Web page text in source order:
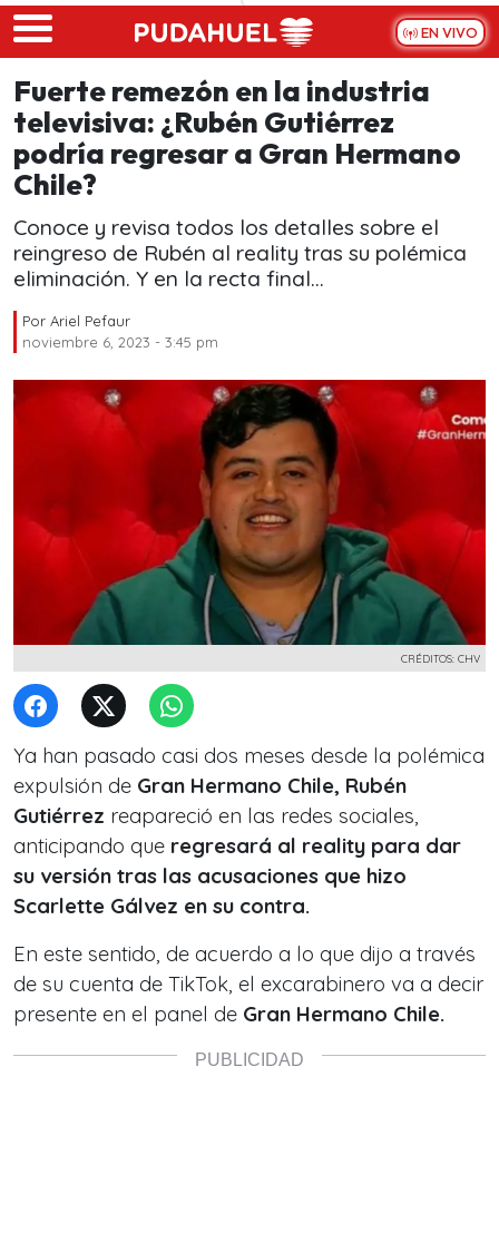
Skip to main content
EN VIVO
Fuerte remezón en la industria
televisiva: ¿Rubén Gutiérrez
podría regresar a Gran Hermano
Chile?
Conoce y revisa todos los detalles sobre el
reingreso de Rubén al reality tras su polémica
eliminación. Y en la recta final...
Por Ariel Pefaur
noviembre 6, 2023 - 3:45 pm
CRÉDITOS: CHV
Ya han pasado casi dos meses desde la polémica
expulsión de Gran Hermano Chile, Rubén
Gutiérrez reapareció en las redes sociales,
anticipando que regresará al reality para dar
su versión tras las acusaciones que hizo
Scarlette Gálvez en su contra.
En este sentido, de acuerdo a lo que dijo a través
de su cuenta de TikTok, el excarabinero va a decir
presente en el panel de Gran Hermano Chile.